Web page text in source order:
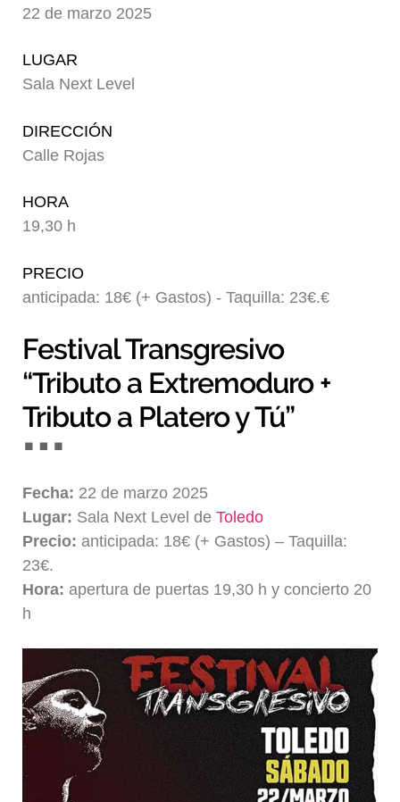
Blog
22 de marzo 2025
LUGAR
Sala Next Level
DIRECCIÓN
Calle Rojas
HORA
19,30 h
PRECIO
anticipada: 18€ (+ Gastos) - Taquilla: 23€.€
Festival Transgresivo
“Tributo a Extremoduro +
Tributo a Platero y Tú”
Fecha: 22 de marzo 2025
Lugar: Sala Next Level deToledo
Precio: anticipada: 18€ (+ Gastos) – Taquilla:
23€.
Hora: apertura de puertas 19,30 h y concierto 20
h